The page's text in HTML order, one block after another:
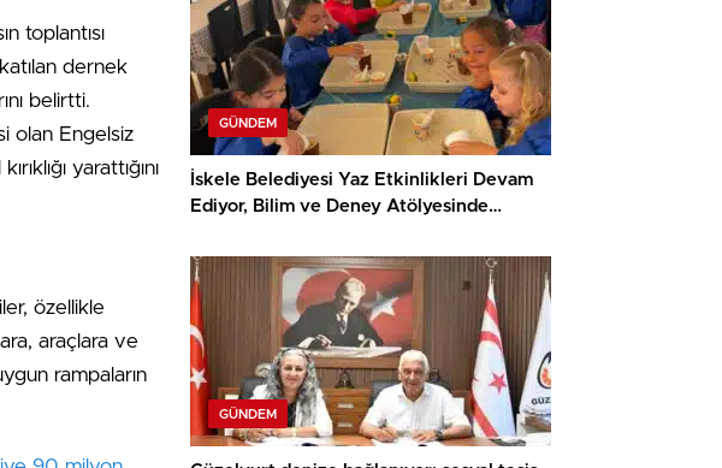
toplantısı
dernek
belirtti.
olan Engelsiz
yarattığını
özellikle
araçlara ve
rampaların
GÜNDEM
İskele Belediyesi Yaz Etkinlikleri Devam
Ediyor, Bilim ve Deney Atölyesinde
GÜNDEM